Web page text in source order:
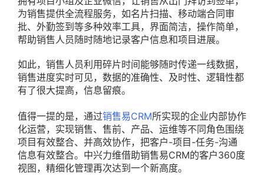
为销售提供全流程服务，如名片扫描、移动端合同审
批、外勤签到等多种效率工具，界面简洁，操作简单，
帮助销售人员随时随地记录客户信息和项目进展。
如此，销售人员利用碎片时间能够随时传递一线数据，
销售进度实时可见，数据的准确性、及时性、逻辑性都
有了很大提高，信息留痕。
值得一提的是，通过销售易CRM所实现的企业内部协作
化运营，实现销售、售前、产品、运维等不同角色围绕
项目有效整合、并高效协作，把客户-项目-任务-沟通
信息有效整合。中兴力维借助销售易CRM的客户360度
视图，精细化管理再次达到一个新高度。